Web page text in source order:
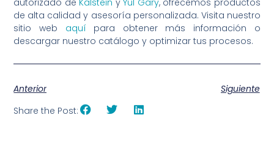
de alta calidad y asesoría personalizada. Visita nuestro
sitio web aquí para obtener más información o
descargar nuestro catálogo y optimizar tus procesos.
Anterior
Siguiente
Share the Post: